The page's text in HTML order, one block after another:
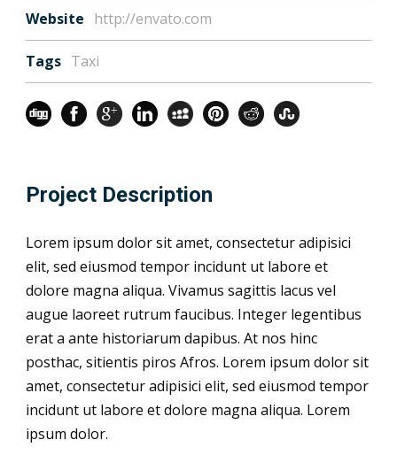
Website http://envato.com
Tags Taxi
Project Description
Lorem ipsum dolor sit amet, consectetur adipisici
elit, sed eiusmod tempor incidunt ut labore et
dolore magna aliqua. Vivamus sagittis lacus vel
augue laoreet rutrum faucibus. Integer legentibus
erat a ante historiarum dapibus. At nos hinc
posthac, sitientis piros Afros. Lorem ipsum dolor sit
amet, consectetur adipisici elit, sed eiusmod tempor
incidunt ut labore et dolore magna aliqua. Lorem
ipsum dolor.